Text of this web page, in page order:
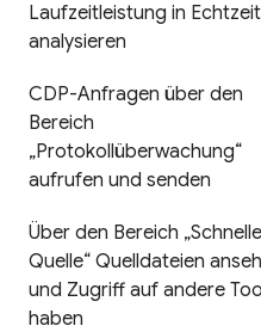
Laufzeitleistung in Echtzeit
analysieren
CDP-Anfragen über den
Bereich
„Protokollüberwachung“
aufrufen und senden
Über den Bereich „Schnelle
Quelle“ Quelldateien
und Zugriff auf andere
haben